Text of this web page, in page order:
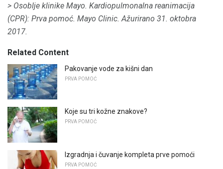
> Osoblje klinike Mayo. Kardiopulmonalna reanimacija
(CPR): Prva pomoć. Mayo Clinic. Ažurirano 31. oktobra
2017.
Related Content
Pakovanje vode za kišni dan
PRVA POMOĆ
Koje su tri kožne znakove?
PRVA POMOĆ
Izgradnja i čuvanje kompleta prve pomoći
PRVA POMOĆ